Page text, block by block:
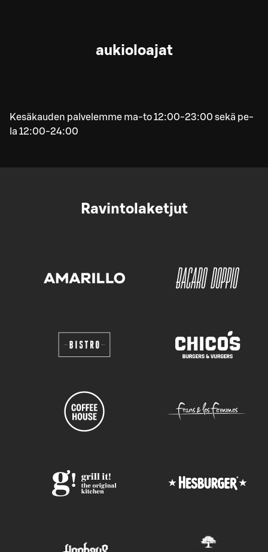
aukioloajat
Kesäkauden palvelemme ma-to 12:00-23:00 sekä pe-
la 12:00-24:00
Ravintolaketjut